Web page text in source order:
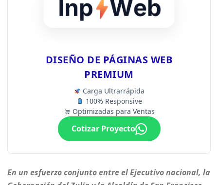
DISEÑO DE PÁGINAS WEB
PREMIUM
Carga Ultrarrápida
100% Responsive
Optimizadas para Ventas
Cotizar Proyecto
En un esfuerzo conjunto entre el Ejecutivo nacional, la